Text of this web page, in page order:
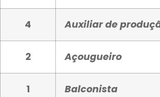
4 Auxiliar de
2 Açougueiro
1 Balconista